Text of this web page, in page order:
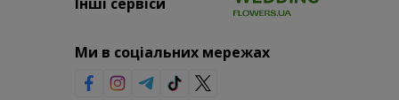
Ми в соціальних мережах